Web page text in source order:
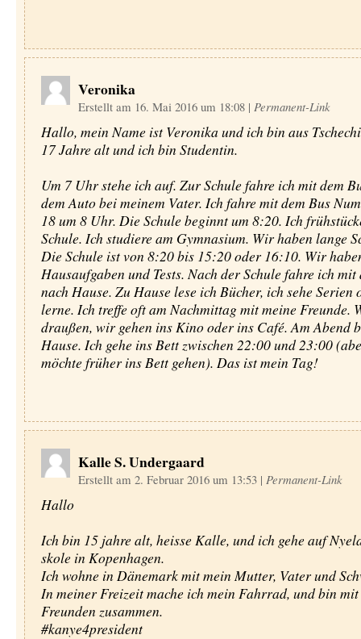
Veronika
Erstellt am 16. Mai 2016 um 18:08 | Permanent-Link
Hallo, mein Name ist Veronika und ich bin aus
17 Jahre alt und ich bin Studentin.
Um 7 Uhr stehe ich auf. Zur Schule fahre ich mit dem
dem Auto bei meinem Vater. Ich fahre mit dem Bus
18 um 8 Uhr. Die Schule beginnt um 8:20. Ich
Schule. Ich studiere am Gymnasium. Wir haben lange
Die Schule ist von 8:20 bis 15:20 oder 16:10. Wir
Hausaufgaben und Tests. Nach der Schule fahre ich mit
nach Hause. Zu Hause lese ich Bücher, ich sehe Serien
lerne. Ich treffe oft am Nachmittag mit meine Freunde.
draußen, wir gehen ins Kino oder ins Café. Am Abend
Hause. Ich gehe ins Bett zwischen 22:00 und 23:00
möchte früher ins Bett gehen). Das ist mein Tag!
Kalle S. Undergaard
Erstellt am 2. Februar 2016 um 13:53 | Permanent-Link
Hallo
Ich bin 15 jahre alt, heisse Kalle, und ich gehe auf
skole in Kopenhagen.
Ich wohne in Dänemark mit mein Mutter, Vater und
In meiner Freizeit mache ich mein Fahrrad, und bin
Freunden zusammen.
#kanye4president